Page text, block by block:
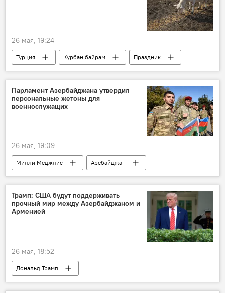
26 мая, 19:24
Турция Курбан байрам Праздник
Парламент Азербайджана утвердил
персональные жетоны для
военнослужащих
26 мая, 19:09
Милли Меджлис
Азебайджан
Военные
военнослужащий
Трамп: США будут поддерживать
прочный мир между Азербайджаном и
Арменией
26 мая, 18:52
Дональд Трамп
Президент США Дональд Трамп